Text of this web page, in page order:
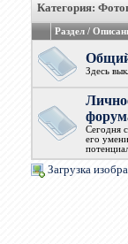
Категория:
Раздел /
Здесь
Сегодня
его
Загрузка